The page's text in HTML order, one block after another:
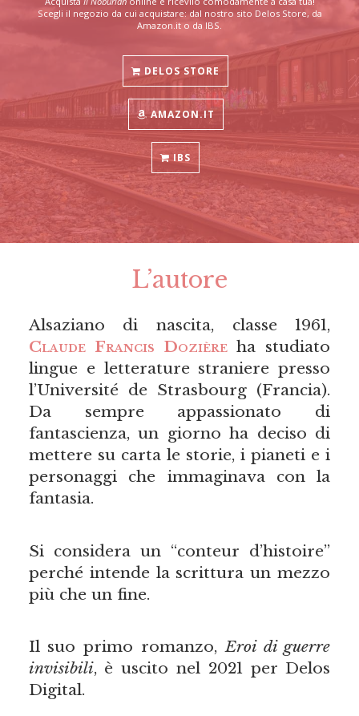
Scegli il negozio da cui acquistare: dal nostro sito Delos Store, da
Amazon.it o da IBS.
DELOS STORE
AMAZON.IT
IBS
L’autore
Alsaziano di nascita, classe 1961,
Claude Francis Dozièreha studiato
lingue e letterature straniere presso
l’Université de Strasbourg (Francia).
Da sempre appassionato di
fantascienza, un giorno ha deciso di
mettere su carta le storie, i pianeti e i
personaggi che immaginava con la
fantasia.
Si considera un “conteur d’histoire”
perché intende la scrittura un mezzo
più che un fine.
Il suo primo romanzo,Eroi di guerre
invisibili, è uscito nel 2021 per Delos
Digital.